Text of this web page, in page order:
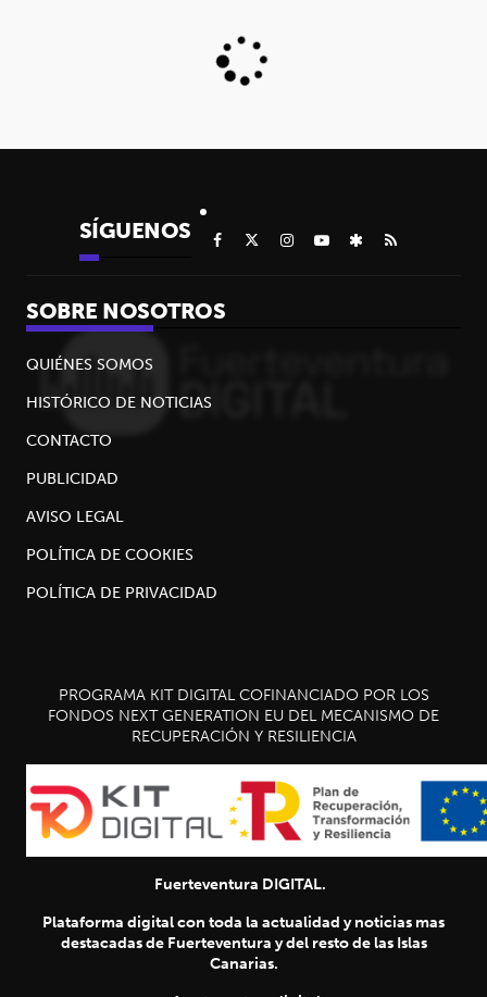
SÍGUENOS
SOBRE NOSOTROS
QUIÉNES SOMOS
HISTÓRICO DE NOTICIAS
CONTACTO
PUBLICIDAD
AVISO LEGAL
POLÍTICA DE COOKIES
POLÍTICA DE PRIVACIDAD
PROGRAMA KIT DIGITAL COFINANCIADO POR LOS
FONDOS NEXT GENERATION EU DEL MECANISMO DE
RECUPERACIÓN Y RESILIENCIA
Fuerteventura DIGITAL.
Plataforma digital con toda la actualidad y noticias mas
destacadas de Fuerteventura y del resto de las Islas
Canarias.